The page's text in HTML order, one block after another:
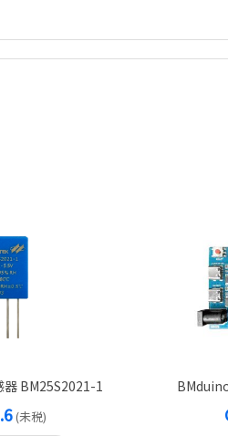
BM25S2021-1
(未税)